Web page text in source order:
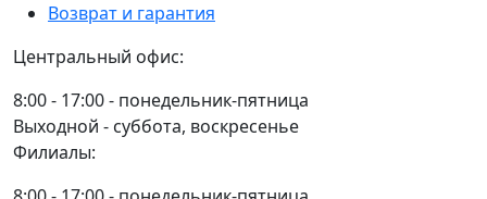
Возврат и гарантия
Центральный офис:
8:00 - 17:00 - понедельник-пятница
Выходной - суббота, воскресенье
Филиалы: